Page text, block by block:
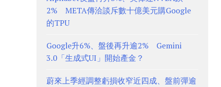
2% META傳洽談斥數十億美元購Google
的TPU
Google升6%、盤後再升逾2% Gemini
3.0「生成式UI」開始產金？
蔚來上季經調整虧損收窄近四成、盤前彈逾